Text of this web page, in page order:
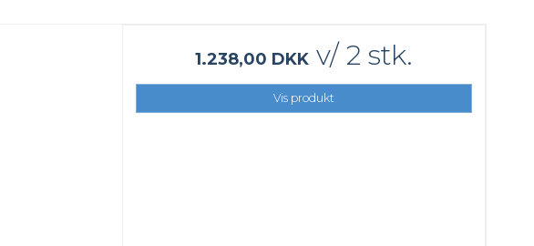
1.238,00 DKKv/ 2 stk.
Vis produkt